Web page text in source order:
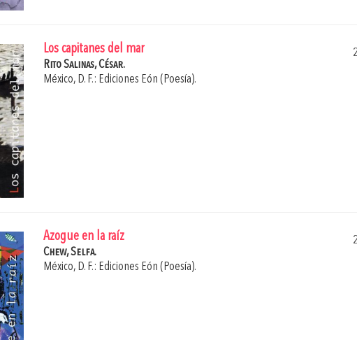
Los capitanes del mar
Rito Salinas, César.
México, D. F.: Ediciones Eón (Poesía).
Azogue en la raíz
Chew, Selfa.
México, D. F.: Ediciones Eón (Poesía).